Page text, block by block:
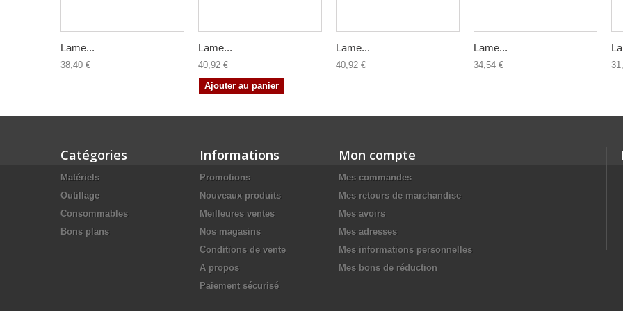
Lame...
38,40 €
Lame...
40,92 €
Ajouter au panier
Lame...
40,92 €
Lame...
34,54 €
Catégories
Matériels
Outillage
Consommables
Bons plans
Informations
Promotions
Nouveaux produits
Meilleures ventes
Nos magasins
Conditions de vente
A propos
Paiement sécurisé
Mon compte
Mes commandes
Mes retours de marchandise
Mes avoirs
Mes adresses
Mes informations personnelles
Mes bons de réduction